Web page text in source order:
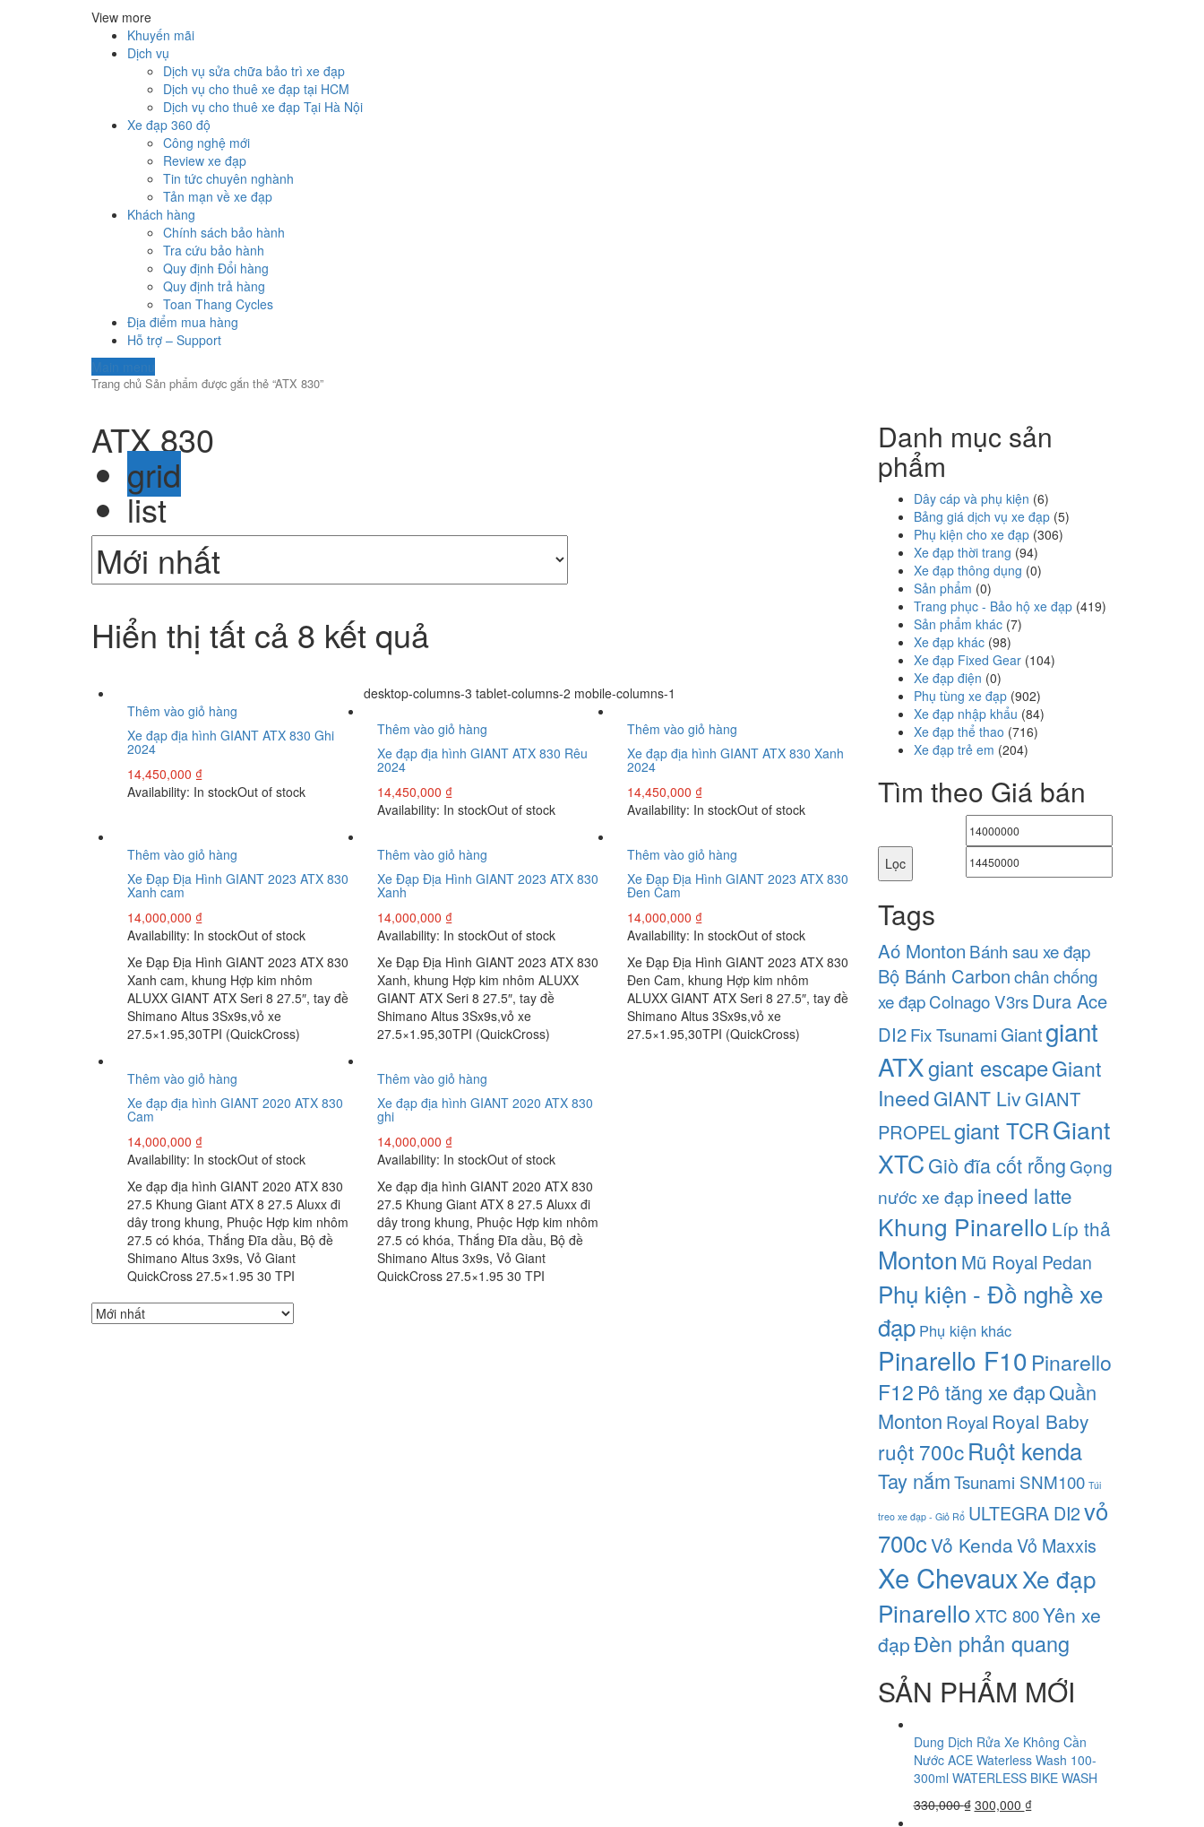
View more
Khuyến mãi
Dịch vụ
Dịch vụ sửa chữa bảo trì xe đạp
Dịch vụ cho thuê xe đạp tại HCM
Dịch vụ cho thuê xe đạp Tại Hà Nội
Xe đạp 360 độ
Công nghệ mới
Review xe đạp
Tin tức chuyên nghành
Tản mạn về xe đạp
Khách hàng
Chính sách bảo hành
Tra cứu bảo hành
Quy định Đổi hàng
Quy định trả hàng
Toan Thang Cycles
Địa điểm mua hàng
Hỗ trợ – Support
Trang chủ Sản phẩm được gắn thẻ “ATX 830”
ATX 830
grid
list
Hiển thị tất cả 8 kết quả
desktop-columns-3 tablet-columns-2 mobile-columns-1
Thêm vào giỏ hàng
Xe đạp địa hình GIANT ATX 830 Ghi
2024
14,450,000 ₫
Availability: In stockOut of stock
Thêm vào giỏ hàng
Xe đạp địa hình GIANT ATX 830 Rêu
2024
14,450,000 ₫
Availability: In stockOut of stock
Thêm vào giỏ hàng
Xe đạp địa hình GIANT ATX 830 Xanh
2024
14,450,000 ₫
Availability: In stockOut of stock
Thêm vào giỏ hàng
Xe Đạp Địa Hình GIANT 2023 ATX 830
Xanh cam
14,000,000 ₫
Availability: In stockOut of stock
Xe Đạp Địa Hình GIANT 2023 ATX 830
Xanh cam, khung Hợp kim nhôm
ALUXX GIANT ATX Seri 8 27.5″, tay đề
Shimano Altus 3Sx9s,vỏ xe
27.5×1.95,30TPI (QuickCross)
Thêm vào giỏ hàng
Xe Đạp Địa Hình GIANT 2023 ATX 830
Xanh
14,000,000 ₫
Availability: In stockOut of stock
Xe Đạp Địa Hình GIANT 2023 ATX 830
Xanh, khung Hợp kim nhôm ALUXX
GIANT ATX Seri 8 27.5″, tay đề
Shimano Altus 3Sx9s,vỏ xe
27.5×1.95,30TPI (QuickCross)
Thêm vào giỏ hàng
Xe Đạp Địa Hình GIANT 2023 ATX 830
Đen Cam
14,000,000 ₫
Availability: In stockOut of stock
Xe Đạp Địa Hình GIANT 2023 ATX 830
Đen Cam, khung Hợp kim nhôm
ALUXX GIANT ATX Seri 8 27.5″, tay đề
Shimano Altus 3Sx9s,vỏ xe
27.5×1.95,30TPI (QuickCross)
Thêm vào giỏ hàng
Xe đạp địa hình GIANT 2020 ATX 830
Cam
14,000,000 ₫
Availability: In stockOut of stock
Xe đạp địa hình GIANT 2020 ATX 830
27.5 Khung Giant ATX 8 27.5 Aluxx đi
dây trong khung, Phuộc Hợp kim nhôm
27.5 có khóa, Thắng Đĩa dầu, Bộ đề
Shimano Altus 3x9s, Vỏ Giant
QuickCross 27.5×1.95 30 TPI
Thêm vào giỏ hàng
Xe đạp địa hình GIANT 2020 ATX 830
ghi
14,000,000 ₫
Availability: In stockOut of stock
Xe đạp địa hình GIANT 2020 ATX 830
27.5 Khung Giant ATX 8 27.5 Aluxx đi
dây trong khung, Phuộc Hợp kim nhôm
27.5 có khóa, Thắng Đĩa dầu, Bộ đề
Shimano Altus 3x9s, Vỏ Giant
QuickCross 27.5×1.95 30 TPI
Danh mục sản
phẩm
Dây cáp và phụ kiện (6)
Bảng giá dịch vụ xe đạp (5)
Phụ kiện cho xe đạp (306)
Xe đạp thời trang (94)
Xe đạp thông dụng (0)
Sản phẩm (0)
Trang phục - Bảo hộ xe đạp (419)
Sản phẩm khác (7)
Xe đạp khác (98)
Xe đạp Fixed Gear (104)
Xe đạp điện (0)
Phụ tùng xe đạp (902)
Xe đạp nhập khẩu (84)
Xe đạp thể thao (716)
Xe đạp trẻ em (204)
Tìm theo Giá bán
Giá
thấp
nhất
cao
nhất
Lọc
Tags
Aó Monton Bánh sau xe đạp
Bộ Bánh Carbonchân chống
xe đạp Colnago V3rs Dura Ace
DI2 Fix Tsunami Giantgiant
ATXgiant escapeGiant
Ineed GIANT Liv GIANT
PROPELgiant TCRGiant
XTCGiò đĩa cốt rỗng Gọng
nước xe đạp ineed latte
Khung Pinarello Líp thả
Monton Mũ Royal Pedan
Phụ kiện - Đồ nghề xe
đạp Phụ kiện khác
Pinarello F10 Pinarello
F12 Pô tăng xe đạpQuần
Monton Royal Royal Baby
ruột 700c Ruột kenda
Tay nắmTsunami SNM100 Túi
treo xe đạp - Giỏ Rổ ULTEGRA DI2vỏ
700cVỏ KendaVỏ Maxxis
Xe ChevauxXe đạp
Pinarello XTC 800Yên xe
đạpĐèn phản quang
SẢN PHẨM MỚI
Dung Dịch Rửa Xe Không Cần
Nước ACE Waterless Wash 100-
300ml WATERLESS BIKE WASH
330,000₫ 300,000 ₫